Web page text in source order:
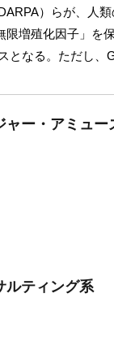
）らが、人
限増殖化因子」を
となる。ただし、
ー・アミュー
ルティング系